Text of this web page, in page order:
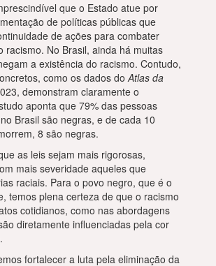
que o Estado atue por
de políticas públicas que
de ações para combater
racismo. No Brasil, ainda há muitas
a existência do racismo. Contudo,
como os dados doAtlas da
demonstram claramente o
aponta que 79% das pessoas
Brasil são negras, e de cada 10
8 são negras.
as leis sejam mais rigorosas,
mais severidade aqueles que
raciais. Para o povo negro, que é o
temos plena certeza de que o racismo
cotidianos, como nas abordagens
diretamente influenciadas pela cor
fortalecer a luta pela eliminação da